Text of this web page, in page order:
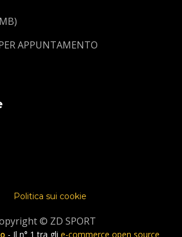
APPUNTAMENTO
Politica sui cookie
© ZD SPORT
- Il n° 1 tra gli e-commerce open source